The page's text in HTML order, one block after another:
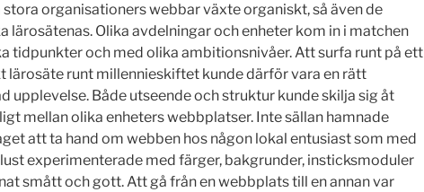
stora organisationers webbar växte organiskt, så även de
lärosätenas. Olika avdelningar och enheter kom in i matchen
tidpunkter och med olika ambitionsnivåer. Att surfa runt på ett
lärosäte runt millennieskiftet kunde därför vara en rätt
upplevelse. Både utseende och struktur kunde skilja sig åt
mellan olika enheters webbplatser. Inte sällan hamnade
att ta hand om webben hos någon lokal entusiast som med
experimenterade med färger, bakgrunder, insticksmoduler
smått och gott. Att gå från en webbplats till en annan var